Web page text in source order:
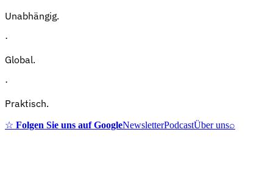
Unabhängig.
·
Global.
·
Praktisch.
☆ Folgen Sie uns auf GoogleNewsletterPodcastÜber uns⌕